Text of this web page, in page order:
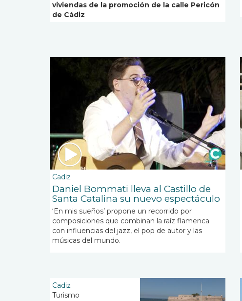
viviendas de la promoción de la calle Pericón
de Cádiz
Cadiz
Daniel Bommati lleva al Castillo de
Santa Catalina su nuevo espectáculo
‘En mis sueños’ propone un recorrido por
composiciones que combinan la raíz flamenca
con influencias del jazz, el pop de autor y las
músicas del mundo.
Cadiz
Turismo